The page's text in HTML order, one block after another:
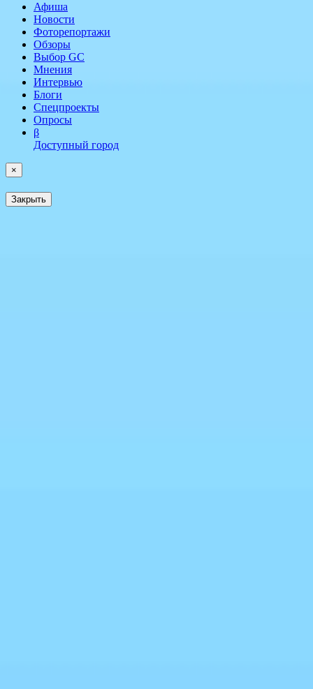
Афиша
Новости
Фоторепортажи
Обзоры
Выбор GC
Мнения
Интервью
Блоги
Спецпроекты
Опросы
β
Доступный город
×
Закрыть